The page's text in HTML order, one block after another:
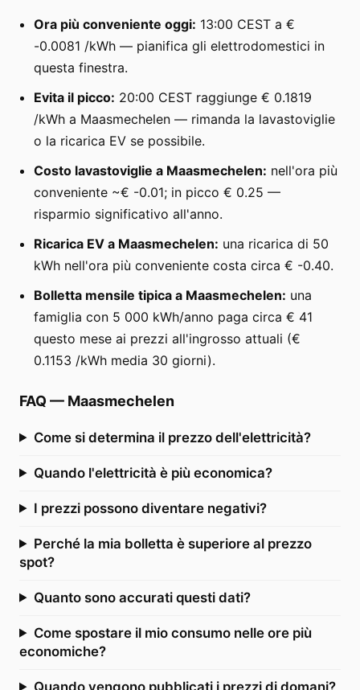
Ora più conveniente oggi: 13:00 CEST a €
-0.0081 /kWh — pianifica gli elettrodomestici in
questa finestra.
Evita il picco: 20:00 CEST raggiunge € 0.1819
/kWh a Maasmechelen — rimanda la lavastoviglie
o la ricarica EV se possibile.
Costo lavastoviglie a Maasmechelen: nell'ora più
conveniente ~€ -0.01; in picco € 0.25 —
risparmio significativo all'anno.
Ricarica EV a Maasmechelen: una ricarica di 50
kWh nell'ora più conveniente costa circa € -0.40.
Bolletta mensile tipica a Maasmechelen: una
famiglia con 5 000 kWh/anno paga circa € 41
questo mese ai prezzi all'ingrosso attuali (€
0.1153 /kWh media 30 giorni).
FAQ — Maasmechelen
Come si determina il prezzo dell'elettricità?
Quando l'elettricità è più economica?
I prezzi possono diventare negativi?
Perché la mia bolletta è superiore al prezzo
spot?
Quanto sono accurati questi dati?
Come spostare il mio consumo nelle ore più
economiche?
Quando vengono pubblicati i prezzi di domani?